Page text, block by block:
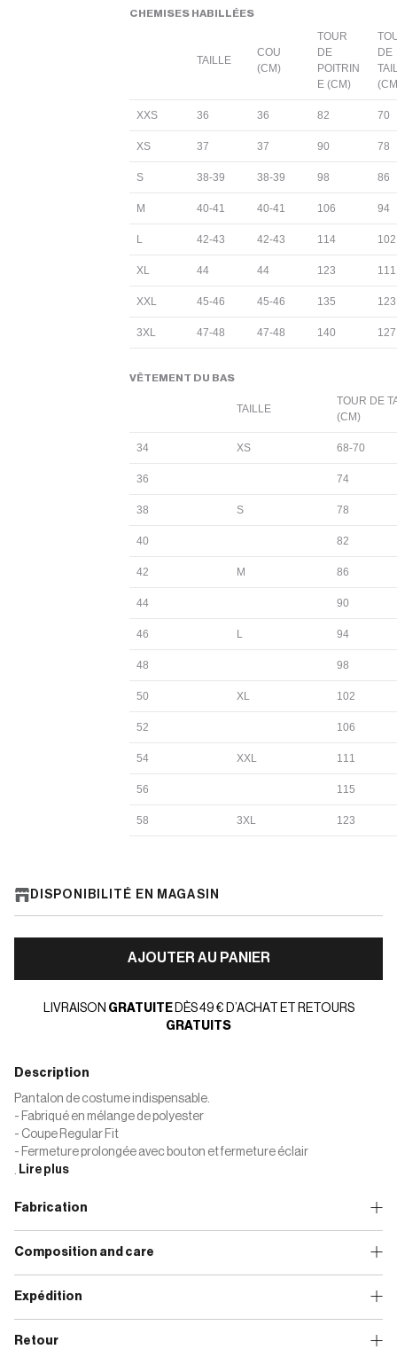
CHEMISES HABILLÉES
TAILLE
COU
(CM)
TOUR
DE
POITRIN
E (CM)
DE
XXS 36 36 82 70
XS 37 37 90 78
S 38-39 38-39 98 86
M 40-41 40-41 106 94
L 42-43 42-43 114 102
XL 44 44 123 111
XXL 45-46 45-46 135 123
3XL 47-48 47-48 140 127
VÊTEMENT DU BAS
TAILLE
TOUR DE
(CM)
34 XS 68-70
36 74
38 S 78
40 82
42 M 86
44 90
46 L 94
48 98
50 XL 102
52 106
54 XXL 111
56 115
58 3XL 123
DISPONIBILITÉ EN MAGASIN
AJOUTER AU PANIER
LIVRAISON GRATUITE DÈS 49 € D’ACHAT ET RETOURS
GRATUITS
Description
Pantalon de costume indispensable.
- Fabriqué en mélange de polyester
- Coupe Regular Fit
- Fermeture prolongée avec bouton et fermeture éclair
Lire plus
Fabrication
Composition and care
Expédition
Retour